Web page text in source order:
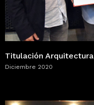
Titulación Arquitectura
Diciembre 2020